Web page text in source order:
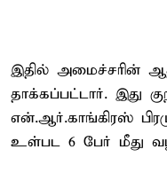
இதில் அமைச்சரின்
தாக்கப்பட்டார். இது
என்.ஆர்.காங்கிரஸ்
உள்பட 6 பேர் மீது